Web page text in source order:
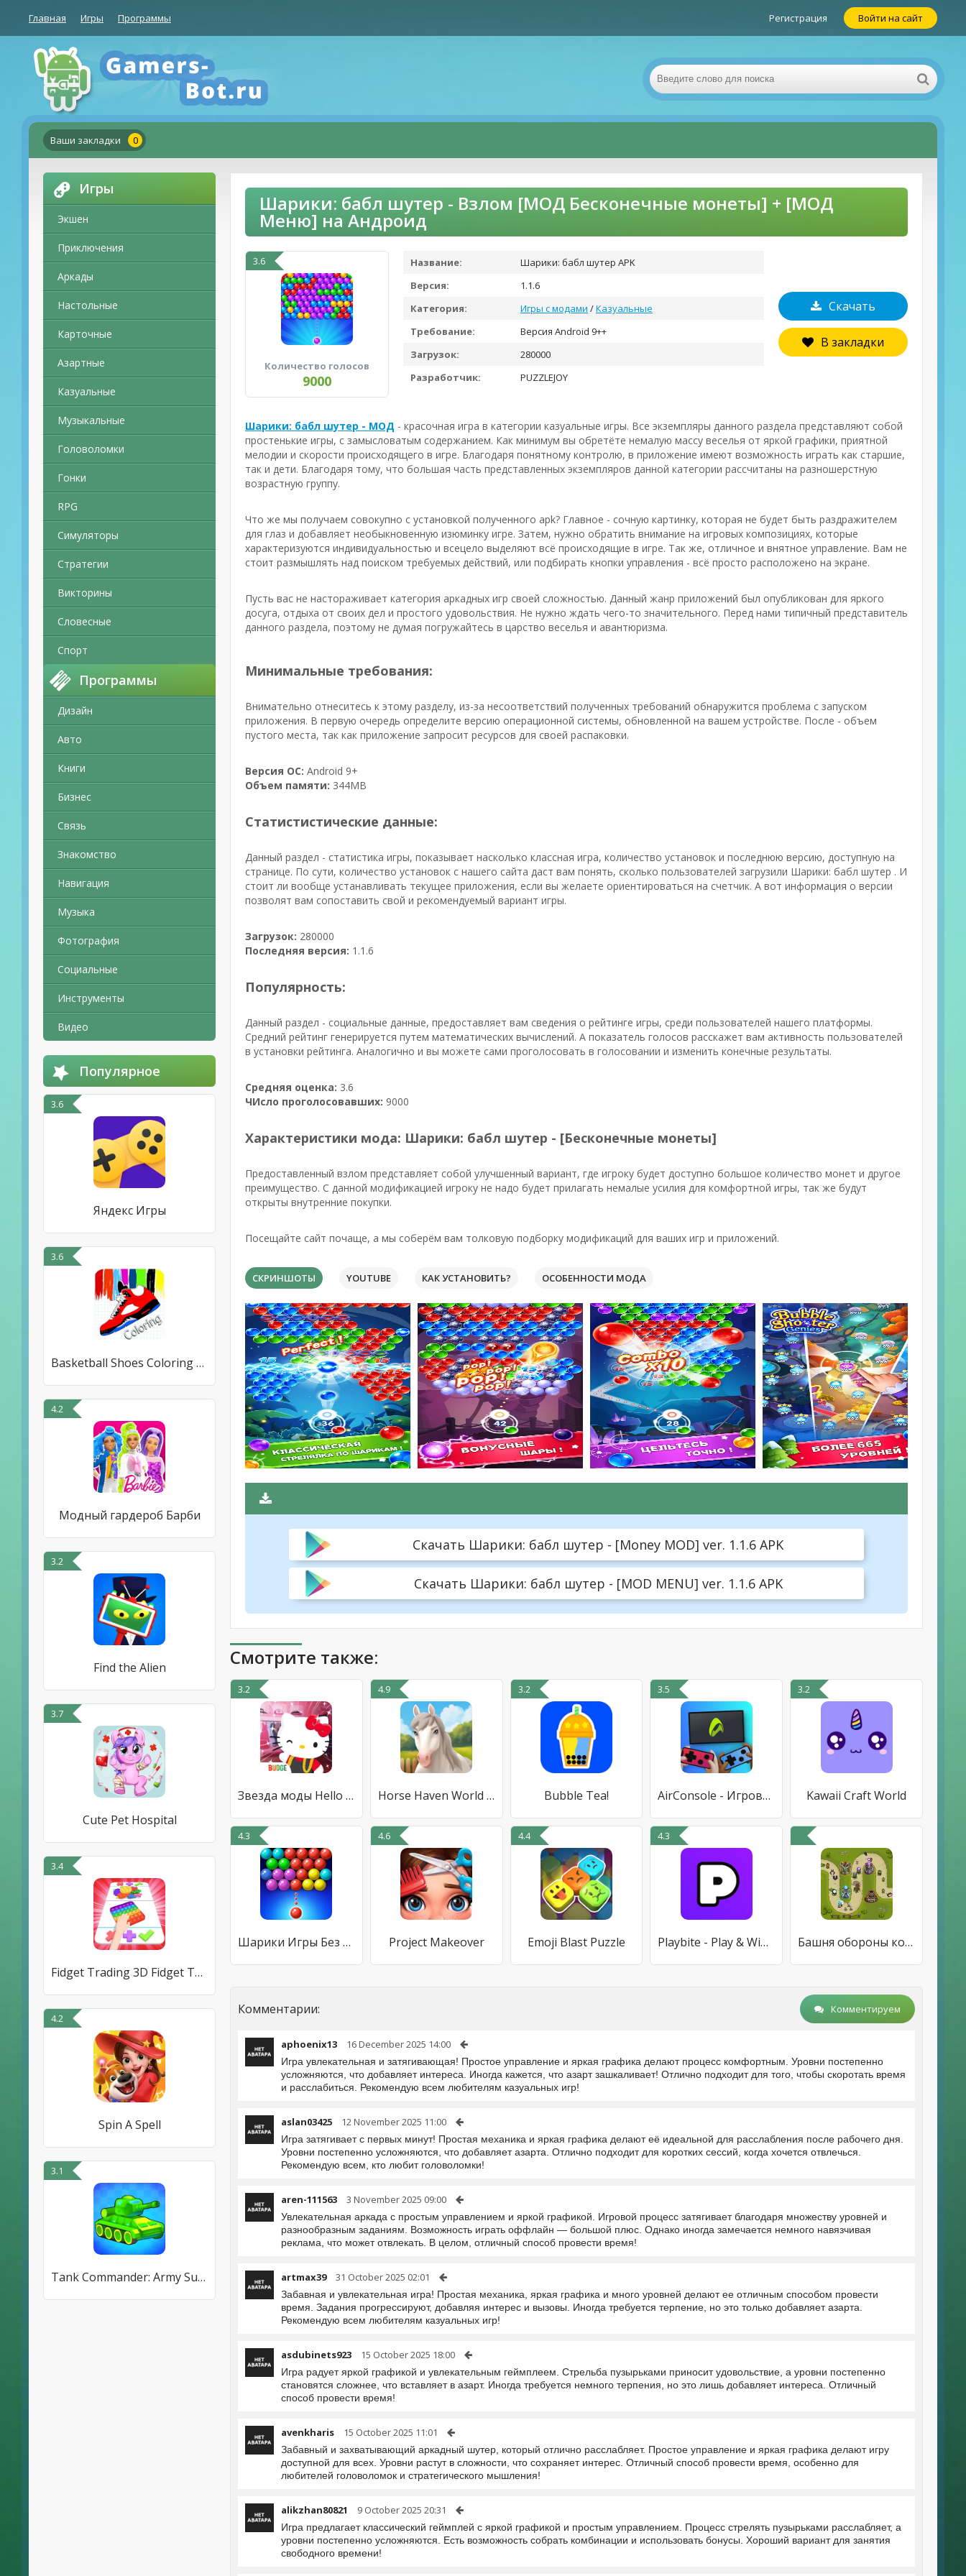
Главная Игры Программы Регистрация Войти на сайт
Ваши закладки 0
Игры
Экшен
Приключения
Аркады
Настольные
Карточные
Азартные
Казуальные
Музыкальные
Головоломки
Гонки
RPG
Симуляторы
Стратегии
Викторины
Словесные
Спорт
Программы
Дизайн
Авто
Книги
Бизнес
Связь
Знакомство
Навигация
Музыка
Фотография
Социальные
Инструменты
Видео
Популярное
3.6
Яндекс Игры
3.6
Basketball Shoes Coloring Book
4.2
Модный гардероб Барби
3.2
Find the Alien
3.7
Cute Pet Hospital
3.4
Fidget Trading 3D Fidget Toys
4.2
Spin A Spell
3.1
Tank Commander: Army Survival
Шарики: бабл шутер - Взлом [МОД Бесконечные монеты] + [МОД
Меню] на Андроид
3.6
Количество голосов
9000
Скачать
В закладки
Название:
Шарики: бабл шутер APK
Версия:
1.1.6
Категория:
Игры с модами /Казуальные
Требование:
Версия Android 9++
Загрузок:
280000
Разработчик:
PUZZLEJOY
Шарики: бабл шутер - МОД - красочная игра в категории казуальные игры. Все экземпляры данного раздела представляют собой
простенькие игры, с замысловатым содержанием. Как минимум вы обретёте немалую массу веселья от яркой графики, приятной
мелодии и скорости происходящего в игре. Благодаря понятному контролю, в приложение имеют возможность играть как старшие,
так и дети. Благодаря тому, что большая часть представленных экземпляров данной категории рассчитаны на разношерстную
возрастную группу.
Что же мы получаем совокупно с установкой полученного apk? Главное - сочную картинку, которая не будет быть раздражителем
для глаз и добавляет необыкновенную изюминку игре. Затем, нужно обратить внимание на игровых композициях, которые
характеризуются индивидуальностью и всецело выделяют всё происходящие в игре. Так же, отличное и внятное управление. Вам не
стоит размышлять над поиском требуемых действий, или подбирать кнопки управления - всё просто расположено на экране.
Пусть вас не настораживает категория аркадных игр своей сложностью. Данный жанр приложений был опубликован для яркого
досуга, отдыха от своих дел и простого удовольствия. Не нужно ждать чего-то значительного. Перед нами типичный представитель
данного раздела, поэтому не думая погружайтесь в царство веселья и авантюризма.
Минимальные требования:
Внимательно отнеситесь к этому разделу, из-за несоответствий полученных требований обнаружится проблема с запуском
приложения. В первую очередь определите версию операционной системы, обновленной на вашем устройстве. После - объем
пустого места, так как приложение запросит ресурсов для своей распаковки.
Версия ОС: Android 9+
Объем памяти: 344MB
Статистистические данные:
Данный раздел - статистика игры, показывает насколько классная игра, количество установок и последнюю версию, доступную на
странице. По сути, количество установок с нашего сайта даст вам понять, сколько пользователей загрузили Шарики: бабл шутер . И
стоит ли вообще устанавливать текущее приложения, если вы желаете ориентироваться на счетчик. А вот информация о версии
позволят вам сопоставить свой и рекомендуемый вариант игры.
Загрузок: 280000
Последняя версия: 1.1.6
Популярность:
Данный раздел - социальные данные, предоставляет вам сведения о рейтинге игры, среди пользователей нашего платформы.
Средний рейтинг генерируется путем математических вычислений. А показатель голосов расскажет вам активность пользователей
в установки рейтинга. Аналогично и вы можете сами проголосовать в голосовании и изменить конечные результаты.
Средняя оценка: 3.6
ЧИсло проголосовавших: 9000
Характеристики мода: Шарики: бабл шутер - [Бесконечные монеты]
Предоставленный взлом представляет собой улучшенный вариант, где игроку будет доступно большое количество монет и другое
преимущество. С данной модификацией игроку не надо будет прилагать немалые усилия для комфортной игры, так же будут
открыты внутренние покупки.
Посещайте сайт почаще, а мы соберём вам толковую подборку модификаций для ваших игр и приложений.
СКРИНШОТЫ YOUTUBE КАК УСТАНОВИТЬ? ОСОБЕННОСТИ МОДА
Скачать Шарики: бабл шутер - [Money MOD] ver. 1.1.6 APK
Скачать Шарики: бабл шутер - [MOD MENU] ver. 1.1.6 APK
Смотрите также:
3.2
Звезда моды Hello Kitty
4.9
Horse Haven World Adventures
3.2
Bubble Tea!
3.5
AirConsole - Игровая консоль
3.2
Kawaii Craft World
4.3
Шарики Игры Без Интернета
4.6
Project Makeover
4.4
Emoji Blast Puzzle
4.3
Playbite - Play & Win Prizes Башня обороны король
Комментарии: Комментируем
aphoenix13 16 December 2025 14:00
Игра увлекательная и затягивающая! Простое управление и яркая графика делают процесс комфортным. Уровни постепенно
усложняются, что добавляет интереса. Иногда кажется, что азарт зашкаливает! Отлично подходит для того, чтобы скоротать время
и расслабиться. Рекомендую всем любителям казуальных игр!
aslan03425 12 November 2025 11:00
Игра затягивает с первых минут! Простая механика и яркая графика делают её идеальной для расслабления после рабочего дня.
Уровни постепенно усложняются, что добавляет азарта. Отлично подходит для коротких сессий, когда хочется отвлечься.
Рекомендую всем, кто любит головоломки!
aren-111563 3 November 2025 09:00
Увлекательная аркада с простым управлением и яркой графикой. Игровой процесс затягивает благодаря множеству уровней и
разнообразным заданиям. Возможность играть оффлайн — большой плюс. Однако иногда замечается немного навязчивая
реклама, что может отвлекать. В целом, отличный способ провести время!
artmax39 31 October 2025 02:01
Забавная и увлекательная игра! Простая механика, яркая графика и много уровней делают ее отличным способом провести
время. Задания прогрессируют, добавляя интерес и вызовы. Иногда требуется терпение, но это только добавляет азарта.
Рекомендую всем любителям казуальных игр!
asdubinets923 15 October 2025 18:00
Игра радует яркой графикой и увлекательным геймплеем. Стрельба пузырьками приносит удовольствие, а уровни постепенно
становятся сложнее, что вставляет в азарт. Иногда требуется немного терпения, но это лишь добавляет интереса. Отличный
способ провести время!
avenkharis 15 October 2025 11:01
Забавный и захватывающий аркадный шутер, который отлично расслабляет. Простое управление и яркая графика делают игру
доступной для всех. Уровни растут в сложности, что сохраняет интерес. Отличный способ провести время, особенно для
любителей головоломок и стратегического мышления!
alikzhan80821 9 October 2025 20:31
Игра предлагает классический геймплей с яркой графикой и простым управлением. Процесс стрелять пузырьками расслабляет, а
уровни постепенно усложняются. Есть возможность собрать комбинации и использовать бонусы. Хороший вариант для занятия
свободного времени!